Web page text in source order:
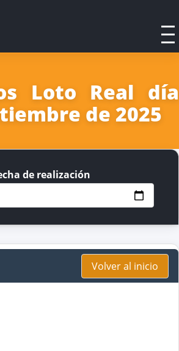
Loto Real día
de 2025
de realización
Volver al inicio